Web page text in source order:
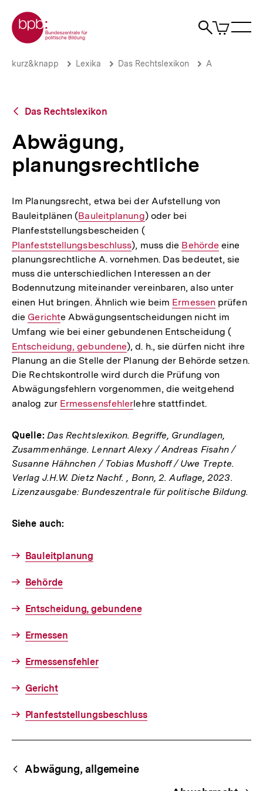
zum
Seiteninhalt
springen
Zur Startseite der bpb
Suche
Artikel
im
Abwägung,
Brotkrümelnavigation
Pfadnavigation
kurz&knapp Lexika Das Rechtslexikon A
Zurück
Übersicht
Das Rechtslexikon
Abwägung,
planungsrechtliche
Im Planungsrecht, etwa bei der Aufstellung von
Bauleitplänen (Interner
Link:
Bauleitplanung) oder bei
Planfeststellungsbescheiden (Interner
Link:
Planfeststellungsbeschluss), muss die Interner
Link:
Behörde eine
planungsrechtliche A. vornehmen. Das bedeutet, sie
muss die unterschiedlichen Interessen an der
Bodennutzung miteinander vereinbaren, also unter
einen Hut bringen. Ähnlich wie beim Interner
Link:
Ermessenprüfen
die Interner
Link:
Gerichte Abwägungsentscheidungen nicht im
Umfang wie bei einer gebundenen Entscheidung (
Link:
Entscheidung, gebundene), d. h., sie dürfen nicht ihre
Planung an die Stelle der Planung der Behörde setzen.
Die Rechtskontrolle wird durch die Prüfung von
Abwägungsfehlern vorgenommen, die weitgehend
analog zur Interner
Ermessensfehlerlehre stattfindet.
Quelle: Das Rechtslexikon. Begriffe, Grundlagen,
Zusammenhänge. Lennart Alexy / Andreas Fisahn /
Susanne Hähnchen / Tobias Mushoff / Uwe Trepte.
Verlag J.H.W. Dietz Nachf. , Bonn, 2. Auflage, 2023.
Lizenzausgabe: Bundeszentrale für politische Bildung.
Siehe auch:
Bauleitplanung
Behörde
Entscheidung, gebundene
Ermessen
Ermessensfehler
Gericht
Planfeststellungsbeschluss
Begriffsnavigation
Content-
Navigation
Abwägung, allgemeine